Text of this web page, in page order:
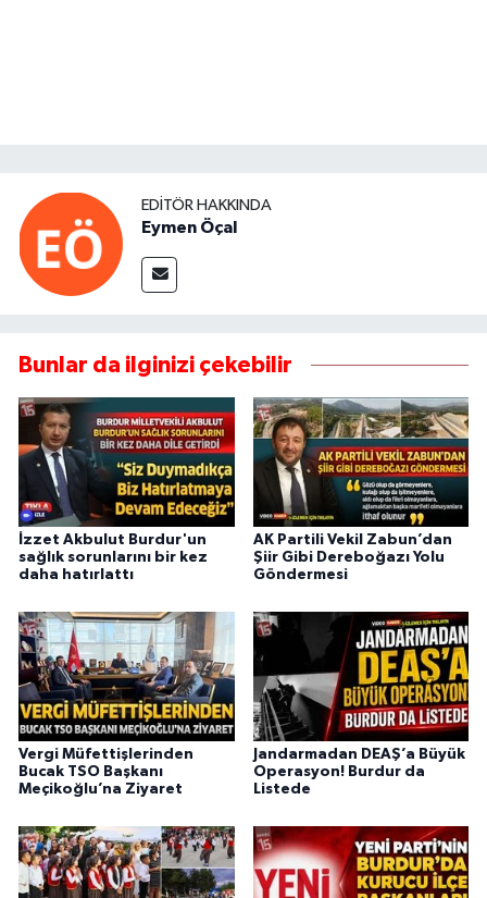
EDITÖR HAKKINDA
Eymen Öçal
Bunlar da ilginizi çekebilir
İzzet Akbulut Burdur'un
sağlık sorunlarını bir kez
daha hatırlattı
AK Partili Vekil Zabun’dan
Şiir Gibi Dereboğazı Yolu
Göndermesi
Vergi Müfettişlerinden
Bucak TSO Başkanı
Meçikoğlu’na Ziyaret
Jandarmadan DEAŞ’a Büyük
Operasyon! Burdur da
Listede